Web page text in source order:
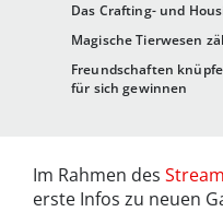
Das Crafting- und
Magische Tierwesen
Freundschaften
für sich gewinnen
Im Rahmen des
erste Infos zu neuen